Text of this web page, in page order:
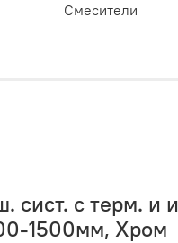
Смесители
сист. с терм. и
1500мм, Хром